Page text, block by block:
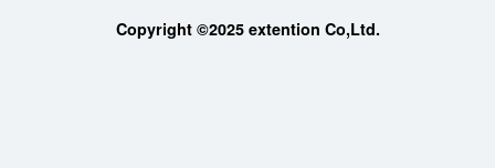
Copyright ©2025 extention Co,Ltd.